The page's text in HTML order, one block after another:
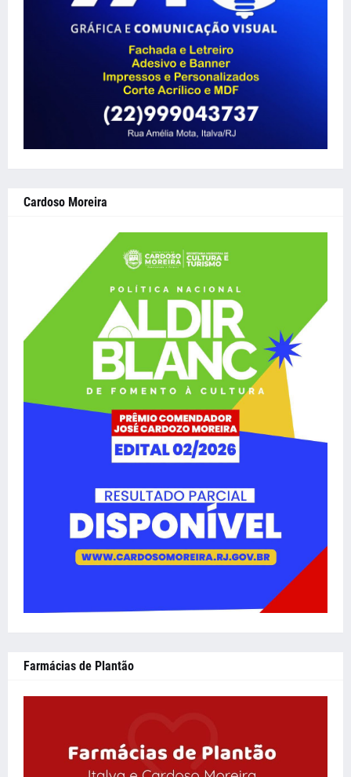
Cardoso Moreira
Farmácias de Plantão